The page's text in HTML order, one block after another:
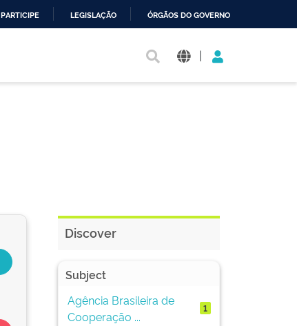
PARTICIPE LEGISLAÇÃO ÓRGÃOS DO GOVERNO
|
Discover
Subject
Agência Brasileira de
Cooperação ...
1